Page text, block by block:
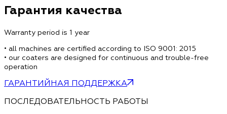
Гарантия качества
Warranty period is 1 year
• all machines are certified according to ISO 9001: 2015
• our coaters are designed for continuous and trouble-free
operation
ГАРАНТИЙНАЯ ПОДДЕРЖКА
ПОСЛЕДОВАТЕЛЬНОСТЬ РАБОТЫ